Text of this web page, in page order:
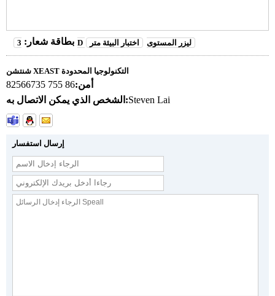
بطاقة شعار: 3D ليزر المستوى اختبار البيئة متر
شنتشن XEAST التكنولوجيا المحدودة
أمن:86 755 82566735
الشخص الذي يمكن الاتصال به:Steven Lai
إرسال استفسار